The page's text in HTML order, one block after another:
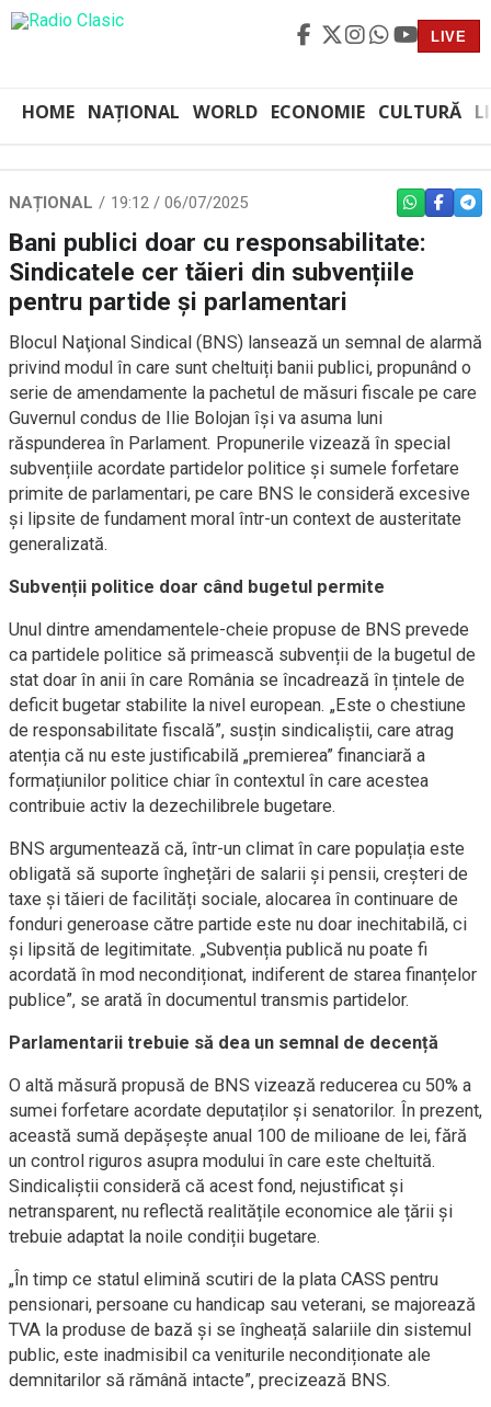
LIVE
HOME NAȚIONAL WORLD ECONOMIE CULTURĂ
NAȚIONAL 19:12 / 06/07/2025 WHATSAPP
Bani publici doar cu responsabilitate:
Sindicatele cer tăieri din subvențiile
pentru partide și parlamentari
Blocul Naţional Sindical (BNS) lansează un semnal de alarmă
privind modul în care sunt cheltuiți banii publici, propunând o
serie de amendamente la pachetul de măsuri fiscale pe care
Guvernul condus de Ilie Bolojan își va asuma luni
răspunderea în Parlament. Propunerile vizează în special
subvențiile acordate partidelor politice și sumele forfetare
primite de parlamentari, pe care BNS le consideră excesive
și lipsite de fundament moral într-un context de austeritate
generalizată.
Subvenții politice doar când bugetul permite
Unul dintre amendamentele-cheie propuse de BNS prevede
ca partidele politice să primească subvenții de la bugetul de
stat doar în anii în care România se încadrează în țintele de
deficit bugetar stabilite la nivel european. „Este o chestiune
de responsabilitate fiscală”, susțin sindicaliștii, care atrag
atenția că nu este justificabilă „premierea” financiară a
formațiunilor politice chiar în contextul în care acestea
contribuie activ la dezechilibrele bugetare.
BNS argumentează că, într-un climat în care populația este
obligată să suporte înghețări de salarii și pensii, creșteri de
taxe și tăieri de facilități sociale, alocarea în continuare de
fonduri generoase către partide este nu doar inechitabilă, ci
și lipsită de legitimitate. „Subvenția publică nu poate fi
acordată în mod necondiționat, indiferent de starea finanțelor
publice”, se arată în documentul transmis partidelor.
Parlamentarii trebuie să dea un semnal de decență
O altă măsură propusă de BNS vizează reducerea cu 50% a
sumei forfetare acordate deputaților și senatorilor. În prezent,
această sumă depășește anual 100 de milioane de lei, fără
un control riguros asupra modului în care este cheltuită.
Sindicaliștii consideră că acest fond, nejustificat și
netransparent, nu reflectă realitățile economice ale țării și
trebuie adaptat la noile condiții bugetare.
„În timp ce statul elimină scutiri de la plata CASS pentru
pensionari, persoane cu handicap sau veterani, se majorează
TVA la produse de bază și se îngheață salariile din sistemul
public, este inadmisibil ca veniturile necondiționate ale
demnitarilor să rămână intacte”, precizează BNS.